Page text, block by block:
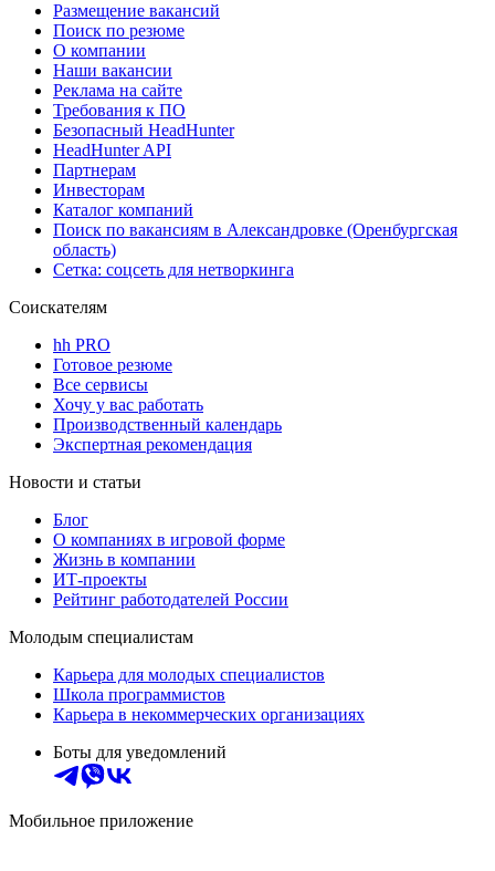
Размещение вакансий
Поиск по резюме
О компании
Наши вакансии
Реклама на сайте
Требования к ПО
Безопасный HeadHunter
HeadHunter API
Партнерам
Инвесторам
Каталог компаний
Поиск по вакансиям в Александровке (Оренбургская
область)
Сетка: соцсеть для нетворкинга
Соискателям
hh PRO
Готовое резюме
Все сервисы
Хочу у вас работать
Производственный календарь
Экспертная рекомендация
Новости и статьи
Блог
О компаниях в игровой форме
Жизнь в компании
ИТ-проекты
Рейтинг работодателей России
Молодым специалистам
Карьера для молодых специалистов
Школа программистов
Карьера в некоммерческих организациях
Боты для уведомлений
Мобильное приложение